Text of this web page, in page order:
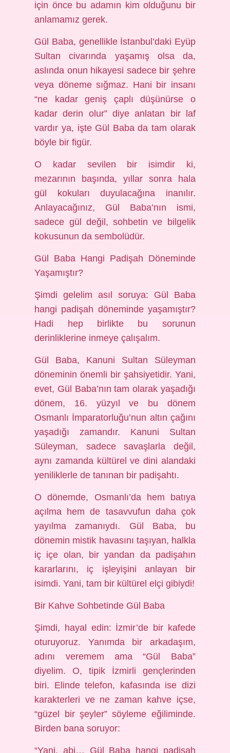
için önce bu adamın kim olduğunu bir
anlamamız gerek.
Gül Baba, genellikle İstanbul’daki Eyüp
Sultan civarında yaşamış olsa da,
aslında onun hikayesi sadece bir şehre
veya döneme sığmaz. Hani bir insanı
“ne kadar geniş çaplı düşünürse o
kadar derin olur” diye anlatan bir laf
vardır ya, işte Gül Baba da tam olarak
böyle bir figür.
O kadar sevilen bir isimdir ki,
mezarının başında, yıllar sonra hala
gül kokuları duyulacağına inanılır.
Anlayacağınız, Gül Baba’nın ismi,
sadece gül değil, sohbetin ve bilgelik
kokusunun da sembolüdür.
Gül Baba Hangi Padişah Döneminde
Yaşamıştır?
Şimdi gelelim asıl soruya: Gül Baba
hangi padişah döneminde yaşamıştır?
Hadi hep birlikte bu sorunun
derinliklerine inmeye çalışalım.
Gül Baba, Kanuni Sultan Süleyman
döneminin önemli bir şahsiyetidir. Yani,
evet, Gül Baba’nın tam olarak yaşadığı
dönem, 16. yüzyıl ve bu dönem
Osmanlı İmparatorluğu’nun altın çağını
yaşadığı zamandır. Kanuni Sultan
Süleyman, sadece savaşlarla değil,
aynı zamanda kültürel ve dini alandaki
yeniliklerle de tanınan bir padişahtı.
O dönemde, Osmanlı’da hem batıya
açılma hem de tasavvufun daha çok
yayılma zamanıydı. Gül Baba, bu
dönemin mistik havasını taşıyan, halkla
iç içe olan, bir yandan da padişahın
kararlarını, iç işleyişini anlayan bir
isimdi. Yani, tam bir kültürel elçi gibiydi!
Bir Kahve Sohbetinde Gül Baba
Şimdi, hayal edin: İzmir’de bir kafede
oturuyoruz. Yanımda bir arkadaşım,
adını veremem ama “Gül Baba”
diyelim. O, tipik İzmirli gençlerinden
biri. Elinde telefon, kafasında ise dizi
karakterleri ve ne zaman kahve içse,
“güzel bir şeyler” söyleme eğiliminde.
Birden bana soruyor:
“Yani, abi… Gül Baba hangi padişah